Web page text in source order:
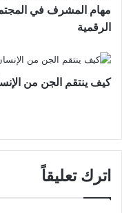
مهام المشرف في
الرقمية
كيف ينتقم الجن من
اترك تعليقاً